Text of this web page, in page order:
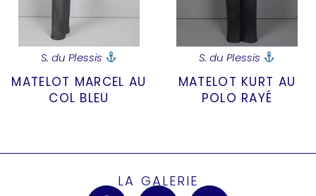
S. du Plessis
MATELOT MARCEL AU
COL BLEU
S. du Plessis
MATELOT KURT AU
POLO RAYÉ
LA GALERIE